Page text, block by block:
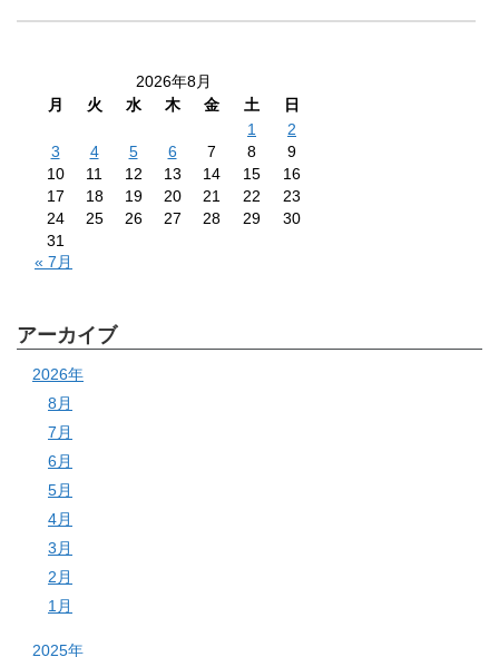
2026年8月
月
火 水 木 金 土
日
1
2
3
4 5 6 7 8
9
10
11 12 13 14 15
16
17
18 19 20 21 22
23
24
25 26 27 28 29
30
31
« 7月
アーカイブ
2026年
8月
7月
6月
5月
4月
3月
2月
1月
2025年